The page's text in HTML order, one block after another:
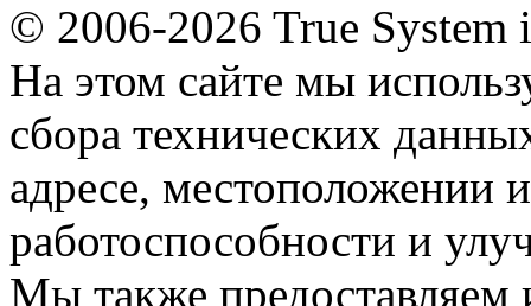
© 2006-2026 True System
На этом сайте мы
сбора технических
адресе, местоположении
работоспособности и
Мы также